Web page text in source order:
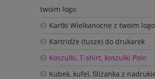
twoim logo
Kartki Wielkanocne z twoim logo
Kartridże (tusze) do drukarek
Koszulki, T-shirt, koszulki Polo
Kubek, kufel, filiżanka z